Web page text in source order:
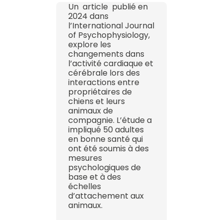
Un article publié en
2024 dans
l’International Journal
of Psychophysiology,
explore les
changements dans
l’activité cardiaque et
cérébrale lors des
interactions entre
propriétaires de
chiens et leurs
animaux de
compagnie. L’étude a
impliqué 50 adultes
en bonne santé qui
ont été soumis à des
mesures
psychologiques de
base et à des
échelles
d’attachement aux
animaux.